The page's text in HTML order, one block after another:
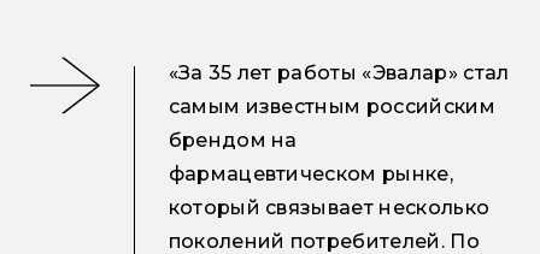
«За 35 лет работы «Эвалар» стал
самым известным российским
брендом на
фармацевтическом рынке,
который связывает несколько
поколений потребителей. По